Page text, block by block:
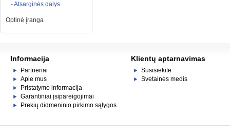
- Atsarginės dalys
Optinė įranga
Informacija
Partneriai
Apie mus
Pristatymo informacija
Garantiniai įsipareigojimai
Prekių didmeninio pirkimo sąlygos
Klientų aptarnavimas
Susisiekite
Svetainės medis